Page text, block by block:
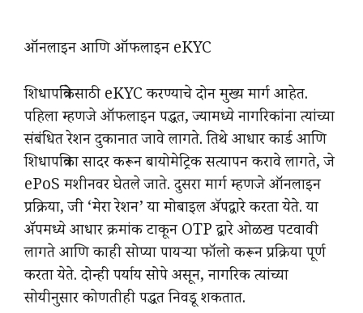
ऑनलाइन आणि ऑफलाइन eKYC
शिधापत्रिकेसाठी eKYC करण्याचे दोन मुख्य मार्ग आहेत.
पहिला म्हणजे ऑफलाइन पद्धत, ज्यामध्ये नागरिकांना त्यांच्या
संबंधित रेशन दुकानात जावे लागते. तिथे आधार कार्ड आणि
शिधापत्रिका सादर करून बायोमेट्रिक सत्यापन करावे लागते, जे
ePoS मशीनवर घेतले जाते. दुसरा मार्ग म्हणजे ऑनलाइन
प्रक्रिया, जी ‘मेरा रेशन’ या मोबाइल ॲपद्वारे करता येते. या
ॲपमध्ये आधार क्रमांक टाकून OTP द्वारे ओळख पटवावी
लागते आणि काही सोप्या पायऱ्या फॉलो करून प्रक्रिया पूर्ण
करता येते. दोन्ही पर्याय सोपे असून, नागरिक त्यांच्या
सोयीनुसार कोणतीही पद्धत निवडू शकतात.